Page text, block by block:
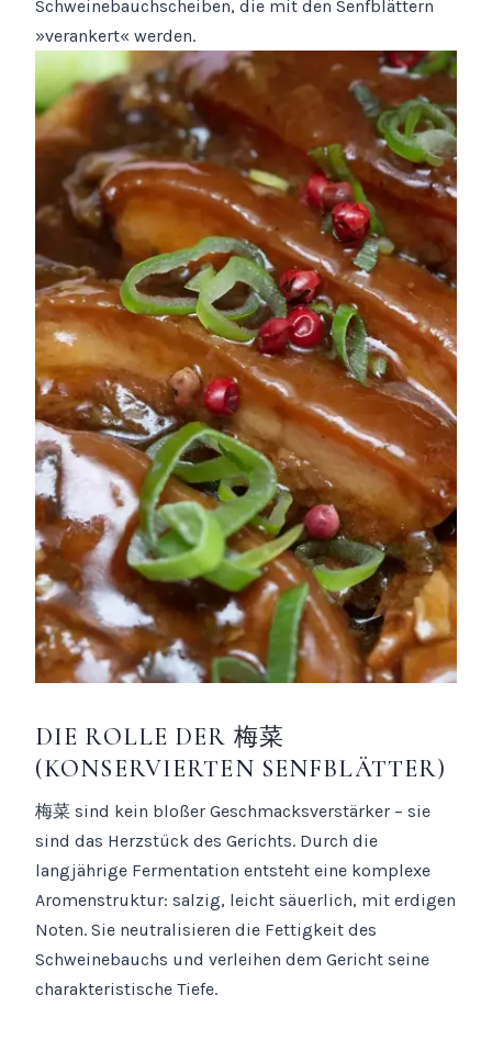
Schweinebauchscheiben, die mit den Senfblättern
»verankert« werden.
DIE ROLLE DER 梅菜
(KONSERVIERTEN SENFBLÄTTER)
梅菜 sind kein bloßer Geschmacksverstärker – sie
sind das Herzstück des Gerichts. Durch die
langjährige Fermentation entsteht eine komplexe
Aromenstruktur: salzig, leicht säuerlich, mit erdigen
Noten. Sie neutralisieren die Fettigkeit des
Schweinebauchs und verleihen dem Gericht seine
charakteristische Tiefe.